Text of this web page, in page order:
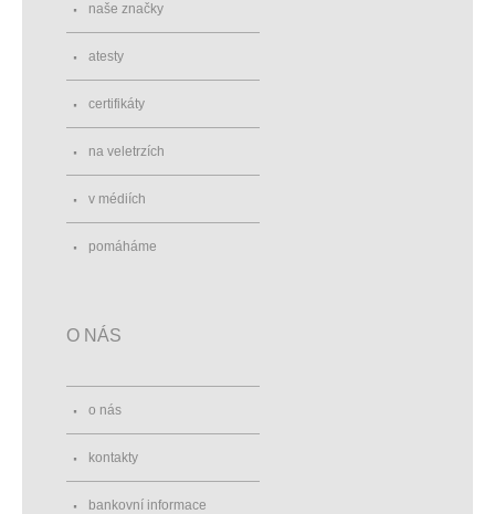
naše značky
atesty
certifikáty
na veletrzích
v médiích
pomáháme
O NÁS
o nás
kontakty
bankovní informace